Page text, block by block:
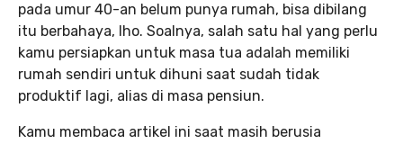
pada umur 40-an belum punya rumah, bisa dibilang
itu berbahaya, lho. Soalnya, salah satu hal yang perlu
kamu persiapkan untuk masa tua adalah memiliki
rumah sendiri untuk dihuni saat sudah tidak
produktif lagi, alias di masa pensiun.
Kamu membaca artikel ini saat masih berusia